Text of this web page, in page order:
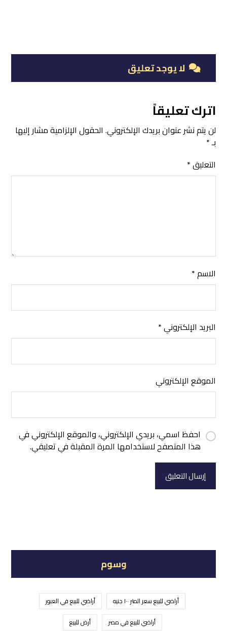
لا يوجد تعليق
اترك تعليقاً
لن يتم نشر عنوان بريدك الإلكتروني. الحقول الإلزامية مشار إليها
بـ*
التعليق*
الاسم*
البريد الإلكتروني*
الموقع الإلكتروني
احفظ اسمي، بريدي الإلكتروني، والموقع الإلكتروني في
هذا المتصفح لاستخدامها المرة المقبلة في تعليقي.
إرسال التعليق
وسوم
أراضي للبيع سعر المتر ١٠٠ جنيه
أراضي للبيع في العبور
أراضي للبيع في مصر
أرض للبيع